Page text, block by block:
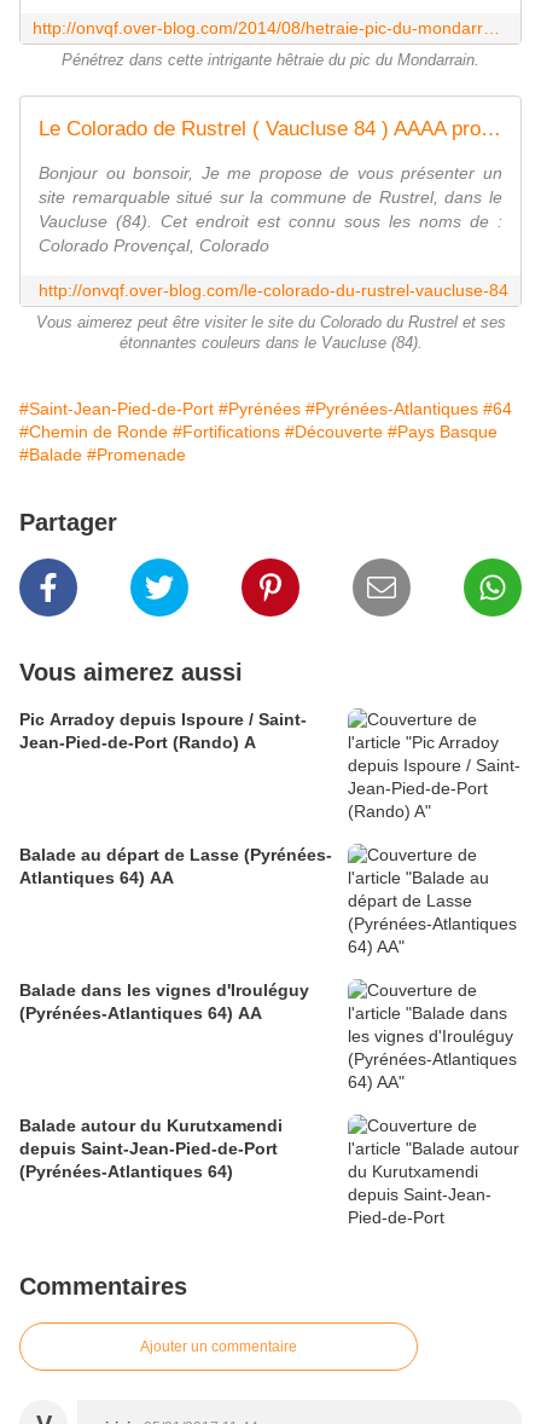
Pénétrez dans cette intrigante hêtraie du pic du Mondarrain.
Le Colorado de Rustrel ( Vaucluse 84 ) AAAA promenade - ONVQF.over-blog.com
Bonjour ou bonsoir, Je me propose de vous présenter un
site remarquable situé sur la commune de Rustrel, dans le
Vaucluse (84). Cet endroit est connu sous les noms de :
Colorado Provençal, Colorado
http://onvqf.over-blog.com/le-colorado-du-rustrel-vaucluse-84
Vous aimerez peut être visiter le site du Colorado du Rustrel et ses
étonnantes couleurs dans le Vaucluse (84).
#Saint-Jean-Pied-de-Port #Pyrénées #Pyrénées-Atlantiques #64
#Chemin de Ronde #Fortifications #Découverte #Pays Basque
#Balade #Promenade
Partager
Vous aimerez aussi
Pic Arradoy depuis Ispoure / Saint-
Jean-Pied-de-Port (Rando) A
Balade au départ de Lasse (Pyrénées-
Atlantiques 64) AA
Balade dans les vignes d'Irouléguy
(Pyrénées-Atlantiques 64) AA
Balade autour du Kurutxamendi
depuis Saint-Jean-Pied-de-Port
(Pyrénées-Atlantiques 64)
Commentaires
Ajouter un commentaire